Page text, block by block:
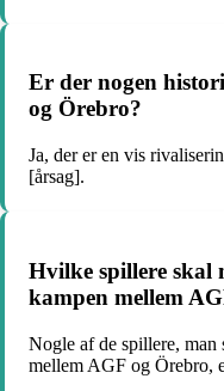
Er der nogen
og Örebro?
Ja, der er en vis
[årsag].
Hvilke spillere
kampen mellem
Nogle af de spillere,
mellem AGF og Örebro,